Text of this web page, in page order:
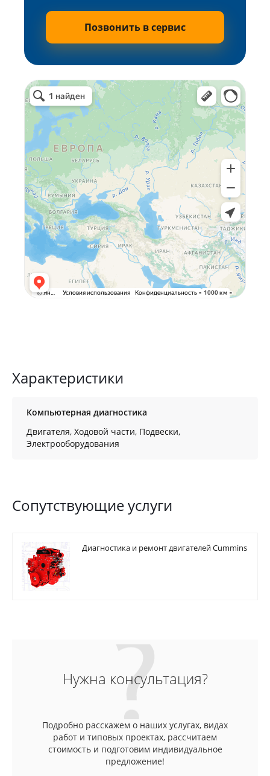
Позвонить в сервис
Характеристики
Компьютерная диагностика
Двигателя, Ходовой части, Подвески,
Электрооборудования
Сопутствующие услуги
Диагностика и ремонт двигателей Cummins
Нужна консультация?
Подробно расскажем о наших услугах, видах
работ и типовых проектах, рассчитаем
стоимость и подготовим индивидуальное
предложение!